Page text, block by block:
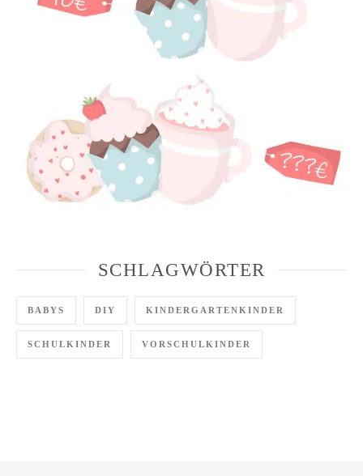
SCHLAGWÖRTER
BABYS DIY KINDERGARTENKINDER
SCHULKINDER VORSCHULKINDER